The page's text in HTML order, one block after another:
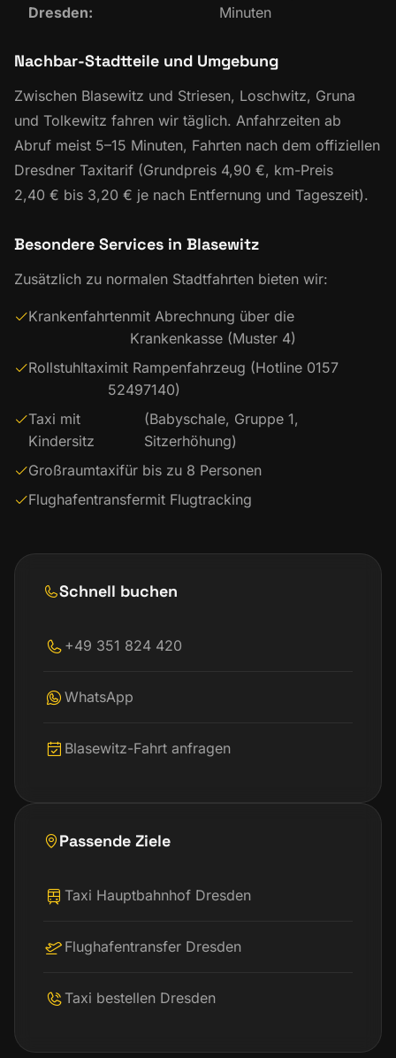
Dresden:
Minuten
Nachbar-Stadtteile und Umgebung
Zwischen Blasewitz und Striesen, Loschwitz, Gruna
und Tolkewitz fahren wir täglich. Anfahrzeiten ab
Abruf meist 5–15 Minuten, Fahrten nach dem offiziellen
Dresdner Taxitarif (Grundpreis 4,90 €, km-Preis
2,40 € bis 3,20 € je nach Entfernung und Tageszeit).
Besondere Services in Blasewitz
Zusätzlich zu normalen Stadtfahrten bieten wir:
Krankenfahrtenmit Abrechnung über die
Krankenkasse (Muster 4)
Rollstuhltaximit Rampenfahrzeug (Hotline 0157
52497140)
Taxi mit
Kindersitz
(Babyschale, Gruppe 1,
Sitzerhöhung)
Großraumtaxifür bis zu 8 Personen
Flughafentransfermit Flugtracking
Schnell buchen
+49 351 824 420
WhatsApp
Blasewitz-Fahrt anfragen
Passende Ziele
Taxi Hauptbahnhof Dresden
Flughafentransfer Dresden
Taxi bestellen Dresden